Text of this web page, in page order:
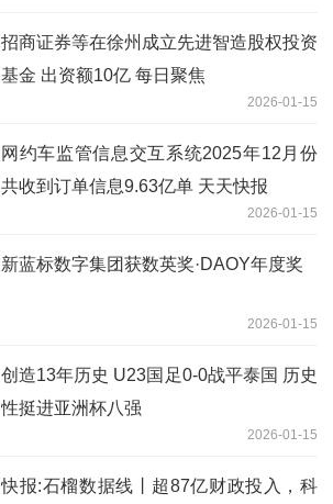
招商证券等在徐州成立先进智造股权投资
基金 出资额10亿 每日聚焦
2026-01-15
网约车监管信息交互系统2025年12月份
共收到订单信息9.63亿单 天天快报
2026-01-15
新蓝标数字集团获数英奖·DAOY年度奖
2026-01-15
创造13年历史 U23国足0-0战平泰国 历史
性挺进亚洲杯八强
2026-01-15
快报:石榴数据线丨超87亿财政投入，科